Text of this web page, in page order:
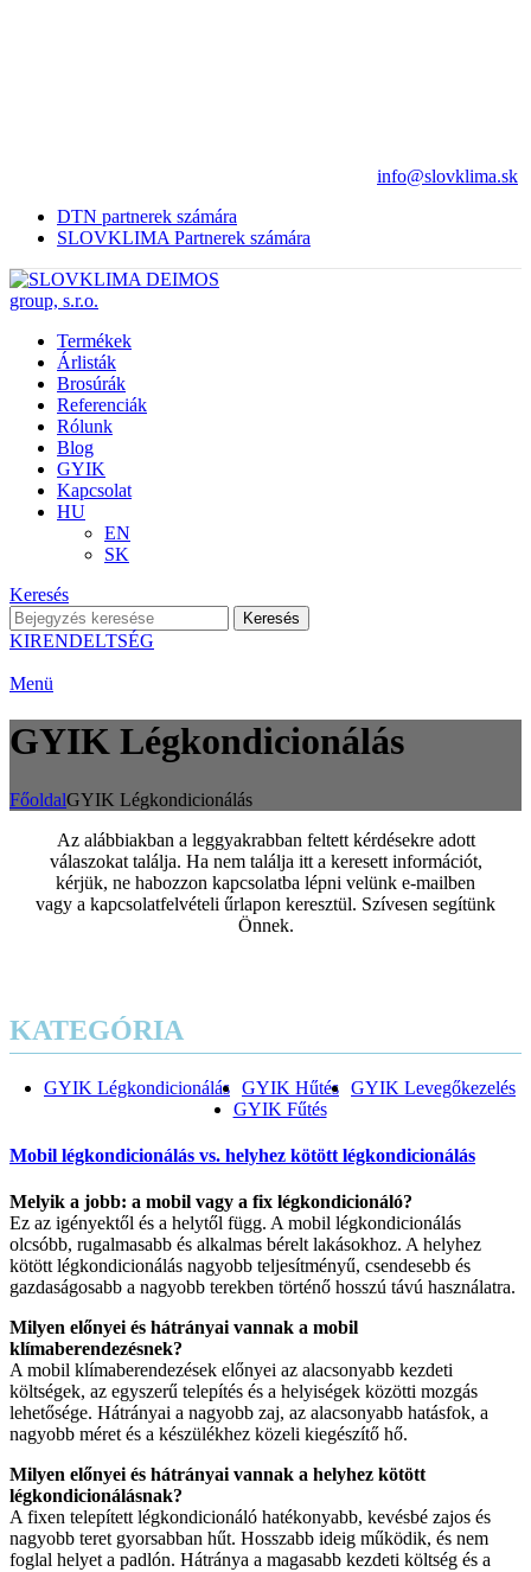
info@slovklima.sk
DTN partnerek számára
SLOVKLIMA Partnerek számára
Termékek
Árlisták
Brosúrák
Referenciák
Rólunk
Blog
GYIK
Kapcsolat
HU
EN
SK
Keresés
Keresés
KIRENDELTSÉG
Menü
GYIK Légkondicionálás
FőoldalGYIK Légkondicionálás
Az alábbiakban a leggyakrabban feltett kérdésekre adott
válaszokat találja. Ha nem találja itt a keresett információt,
kérjük, ne habozzon kapcsolatba lépni velünk e-mailben
vagy a kapcsolatfelvételi űrlapon keresztül. Szívesen segítünk
Önnek.
KATEGÓRIA
GYIK Légkondicionálás GYIK Hűtés GYIK Levegőkezelés
GYIK Fűtés
Mobil légkondicionálás vs. helyhez kötött légkondicionálás
Melyik a jobb: a mobil vagy a fix légkondicionáló?
Ez az igényektől és a helytől függ. A mobil légkondicionálás
olcsóbb, rugalmasabb és alkalmas bérelt lakásokhoz. A helyhez
kötött légkondicionálás nagyobb teljesítményű, csendesebb és
gazdaságosabb a nagyobb terekben történő hosszú távú használatra.
Milyen előnyei és hátrányai vannak a mobil
klímaberendezésnek?
A mobil klímaberendezések előnyei az alacsonyabb kezdeti
költségek, az egyszerű telepítés és a helyiségek közötti mozgás
lehetősége. Hátrányai a nagyobb zaj, az alacsonyabb hatásfok, a
nagyobb méret és a készülékhez közeli kiegészítő hő.
Milyen előnyei és hátrányai vannak a helyhez kötött
légkondicionálásnak?
A fixen telepített légkondicionáló hatékonyabb, kevésbé zajos és
nagyobb teret gyorsabban hűt. Hosszabb ideig működik, és nem
foglal helyet a padlón. Hátránya a magasabb kezdeti költség és a